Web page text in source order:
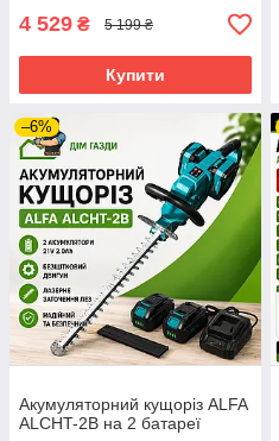
4 529 ₴ 5 199 ₴
Купити
–6%
Акумуляторний кущоріз ALFA
ALCHT-2B на 2 батареї